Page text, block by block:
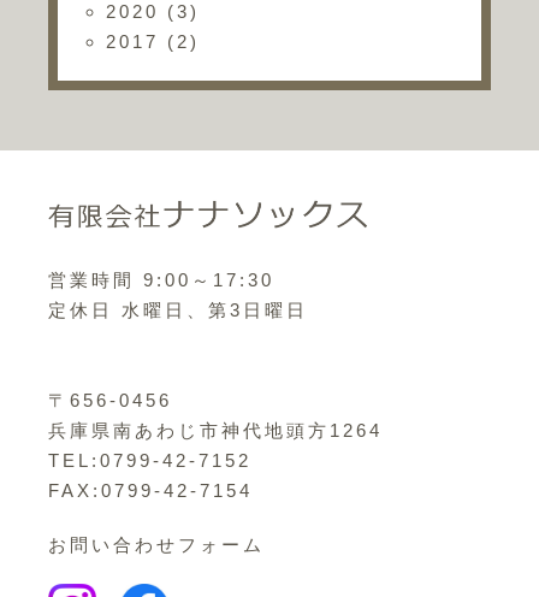
2020
(3)
2017
(2)
営業時間 9:00～17:30
定休日 水曜日、第3日曜日
〒656-0456
兵庫県南あわじ市神代地頭方1264
TEL:0799-42-7152
FAX:0799-42-7154
お問い合わせフォーム